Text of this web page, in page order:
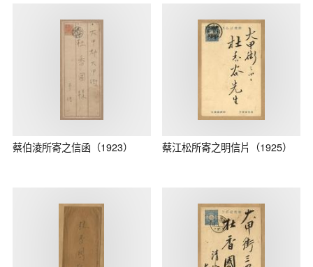
蔡伯淩所寄之信函（1923） 蔡江松所寄之明信片（1925）